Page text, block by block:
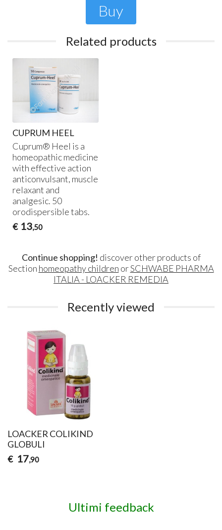
Buy
Related products
CUPRUM HEEL
Cuprum® Heel is a
homeopathic medicine
with effective action
anticonvulsant, muscle
relaxant and
analgesic. 50
orodispersible tabs.
€ 13,50
Continue shopping! discover other products of
Section homeopathy children orSCHWABE PHARMA
ITALIA - LOACKER REMEDIA
Recently viewed
LOACKER COLIKIND
GLOBULI
€ 17,90
Ultimi feedback